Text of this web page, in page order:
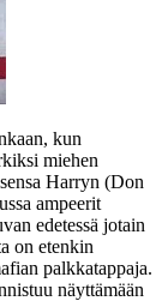
kun
miehen
Harryn (Don
ampeerit
edetessä jotain
on etenkin
palkkatappaja.
näyttämään